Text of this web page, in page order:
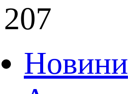
207
Новини